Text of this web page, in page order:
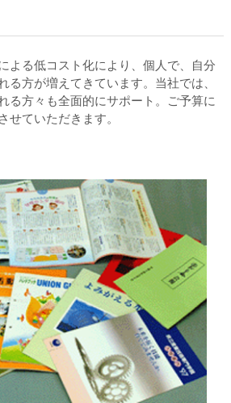
よる低コスト化により、個人で、自分
る方が増えてきています。当社では、
る方々も全面的にサポート。ご予算に
せていただきます。